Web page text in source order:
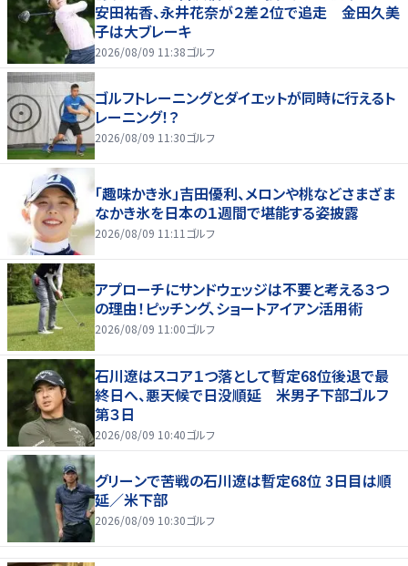
安田祐香、永井花奈が２差２位で追走 金田久美
子は大ブレーキ
2026/08/09 11:38ゴルフ
ゴルフトレーニングとダイエットが同時に行えるト
レーニング！？
2026/08/09 11:30ゴルフ
「趣味かき氷」吉田優利、メロンや桃などさまざま
なかき氷を日本の１週間で堪能する姿披露
2026/08/09 11:11 ゴルフ
アプローチにサンドウェッジは不要と考える３つ
の理由！ピッチング、ショートアイアン活用術
2026/08/09 11:00ゴルフ
石川遼はスコア１つ落として暫定68位後退で最
終日へ、悪天候で日没順延 米男子下部ゴルフ
第３日
2026/08/09 10:40ゴルフ
グリーンで苦戦の石川遼は暫定68位 3日目は順
延／米下部
2026/08/09 10:30ゴルフ